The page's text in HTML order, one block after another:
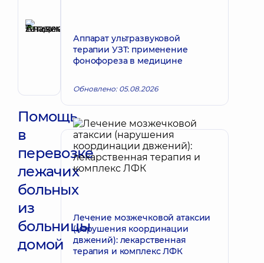
Татьяна
Владимировна
Терапевт;
Ревматолог
Запись к врачу
Помощь
в
перевозке
лежачих
больных
из
больницы
домой
Аппарат ультразвуковой
терапии УЗТ: применение
фонофореза в медицине
Обновлено: 05.08.2026
Лечение мозжечковой атаксии
(нарушения координации
двжений): лекарственная
терапия и комплекс ЛФК